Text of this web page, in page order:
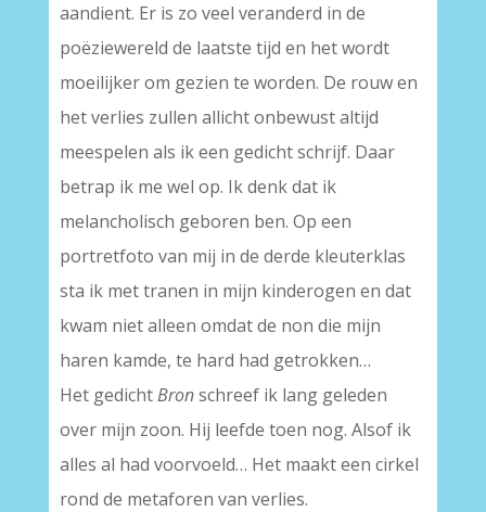
aandient. Er is zo veel veranderd in de
poëziewereld de laatste tijd en het wordt
moeilijker om gezien te worden. De rouw en
het verlies zullen allicht onbewust altijd
meespelen als ik een gedicht schrijf. Daar
betrap ik me wel op. Ik denk dat ik
melancholisch geboren ben. Op een
portretfoto van mij in de derde kleuterklas
sta ik met tranen in mijn kinderogen en dat
kwam niet alleen omdat de non die mijn
haren kamde, te hard had getrokken…
Het gedichtBronschreef ik lang geleden
over mijn zoon. Hij leefde toen nog. Alsof ik
alles al had voorvoeld… Het maakt een cirkel
rond de metaforen van verlies.